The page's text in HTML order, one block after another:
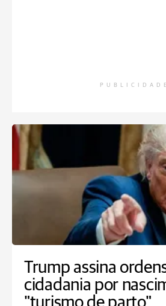
PUBLICIDADE
Trump assina
cidadania por